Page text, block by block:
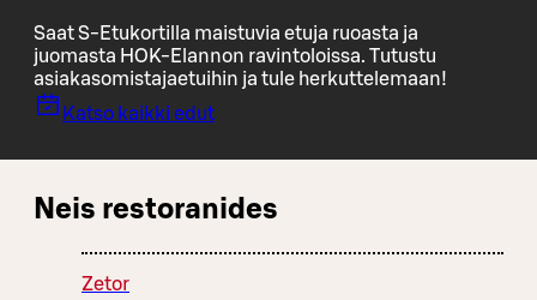
Saat S-Etukortilla maistuvia etuja ruoasta ja
juomasta HOK-Elannon ravintoloissa. Tutustu
asiakasomistajaetuihin ja tule herkuttelemaan!
Katso kaikki edut
Neis restoranides
Zetor